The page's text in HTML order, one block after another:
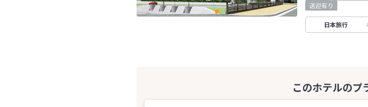
送迎有り
日本旅行